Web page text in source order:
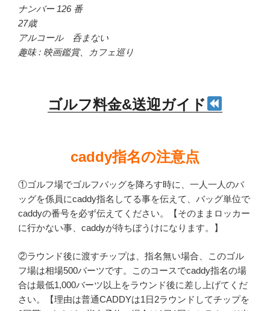
ナンバー 126 番
27歳
アルコール 呑まない
趣味 : 映画鑑賞、カフェ巡り
ゴルフ料金&送迎ガイド
caddy指名の注意点
①ゴルフ場でゴルフバッグを降ろす時に、一人一人のバ
ッグを係員にcaddy指名してる事を伝えて、バッグ単位で
caddyの番号を必ず伝えてください。【そのままロッカー
に行かない事、caddyが待ちぼうけになります。】
②ラウンド後に渡すチップは、指名無い場合、このゴル
フ場は相場500バーツです。このコースでcaddy指名の場
合は最低1,000バーツ以上をラウンド後に差し上げてくだ
さい。【理由は普通CADDYは1日2ラウンドしてチップを